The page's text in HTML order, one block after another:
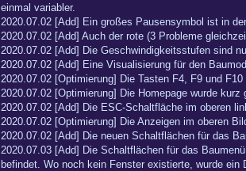
einmal variabler.
2020.07.02 [Add] Ein großes Pausensymbol ist in
2020.07.02 [Add] Auch der rote (3 Probleme
2020.07.02 [Add] Die Geschwindigkeitsstufen sind
2020.07.02 [Add] Eine Visualisierung für den
2020.07.02 [Optimierung] Die Tasten F4, F9 und
2020.07.02 [Optimierung] Die Homepage wurde kurz
2020.07.02 [Add] Die ESC-Schaltfläche im oberen
2020.07.02 [Optimierung] Die Anzeigen im oberen
2020.07.02 [Add] Die neuen Schaltflächen für das
2020.07.03 [Add] Die Schaltflächen für das
befindet. Wo noch kein Fenster existierte, wurde ein